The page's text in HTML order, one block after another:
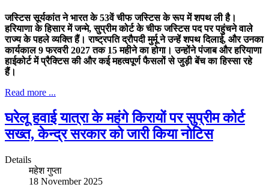
जस्टिस सूर्यकांत ने भारत के 53वें चीफ जस्टिस के रूप में शपथ ली है।
हरियाणा के हिसार में जन्मे, सुप्रीम कोर्ट के चीफ जस्टिस पद पर पहुंचने वाले
राज्य के पहले व्यक्ति हैं। राष्ट्रपति द्रौपदी मुर्मू ने उन्हें शपथ दिलाई, और उनका
कार्यकाल 9 फरवरी 2027 तक 15 महीने का होगा। उन्होंने पंजाब और हरियाणा
हाईकोर्ट में प्रैक्टिस की और कई महत्वपूर्ण फैसलों से जुड़ी बेंच का हिस्सा रहे
हैं।
Read more ...
घरेलू हवाई यात्रा के महंगे किरायों पर सुप्रीम कोर्ट
सख्त, केन्द्र सरकार को जारी किया नोटिस
Details
महेश गुप्ता
18 November 2025